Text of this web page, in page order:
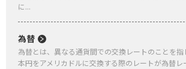
に...
為替
為替とは、異なる通貨間での交換レートのことを指
本円をアメリカドルに交換する際のレートが為替レ